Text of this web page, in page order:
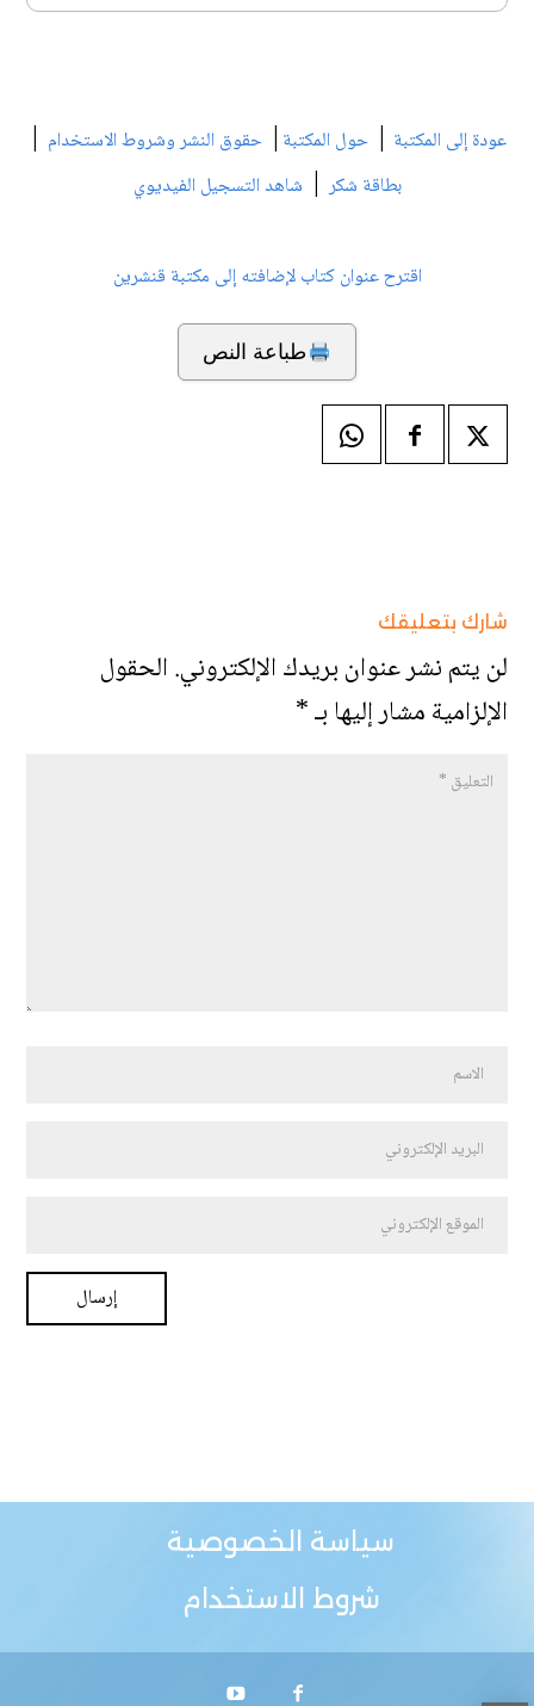
عودة إلى المكتبة | حول المكتبة | حقوق النشر وشروط الاستخدام |
بطاقة شكر| شاهد التسجيل الفيديوي
اقترح عنوان كتاب لإضافته إلى مكتبة قنشرين
طباعة النص
شارك بتعليقك
لن يتم نشر عنوان بريدك الإلكتروني.الحقول
الإلزامية مشار إليها بـ*
سياسة الخصوصية
شروط الاستخدام